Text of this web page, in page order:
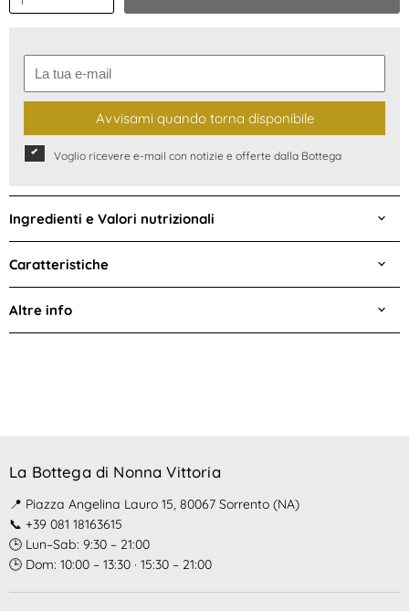
Avvisami quando torna disponibile
Voglio ricevere e-mail con notizie e offerte dalla Bottega
Ingredienti e Valori nutrizionali
Caratteristiche
Altre info
La Bottega di Nonna Vittoria
📍 Piazza Angelina Lauro 15, 80067 Sorrento (NA)
📞 +39 081 18163615
🕒 Lun–Sab: 9:30 – 21:00
🕒 Dom: 10:00 – 13:30 · 15:30 – 21:00